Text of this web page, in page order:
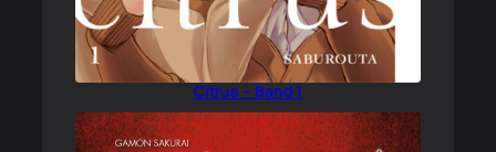
Citrus – Band 1